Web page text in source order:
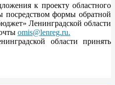
к проекту областного
посредством формы обратной
Ленинградской области
omis@lenreg.ru.
области принять